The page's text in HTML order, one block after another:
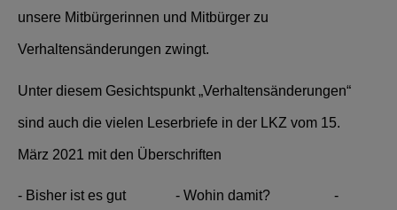
unsere Mitbürgerinnen und Mitbürger zu
Verhaltensänderungen zwingt.
Unter diesem Gesichtspunkt „Verhaltensänderungen“
sind auch die vielen Leserbriefe in der LKZ vom 15.
März 2021 mit den Überschriften
- Bisher ist es gut - Wohin damit? -